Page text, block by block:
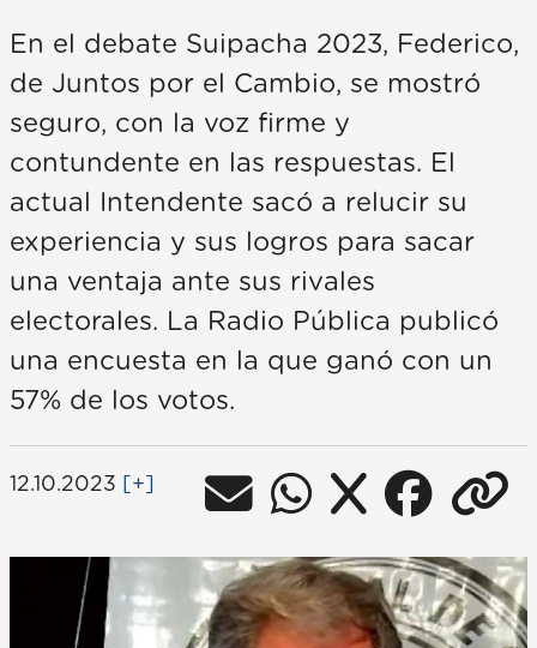
En el debate Suipacha 2023, Federico,
de Juntos por el Cambio, se mostró
seguro, con la voz firme y
contundente en las respuestas. El
actual Intendente sacó a relucir su
experiencia y sus logros para sacar
una ventaja ante sus rivales
electorales. La Radio Pública publicó
una encuesta en la que ganó con un
57% de los votos.
12.10.2023 [+]